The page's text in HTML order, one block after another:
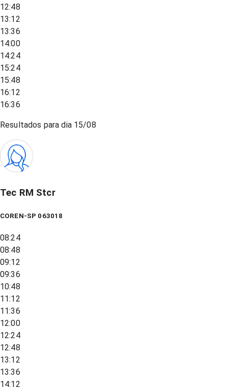
12:48
13:12
13:36
14:00
14:24
15:24
15:48
16:12
16:36
Resultados para dia 15/08
Tec RM Stcr
COREN-SP 063018
08:24
08:48
09:12
09:36
10:48
11:12
11:36
12:00
12:24
12:48
13:12
13:36
14:12